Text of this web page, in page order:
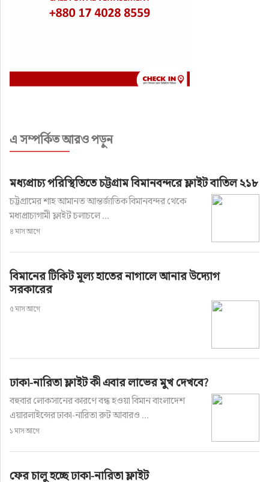
এ সম্পর্কিত আরও পড়ুন
মধ্যপ্রাচ্য পরিস্থিতিতে চট্টগ্রাম বিমানবন্দরে ফ্লাইট বাতিল ২১৮
চট্টগ্রামের শাহ আমানত আন্তর্জাতিক বিমানবন্দর থেকে
মধ্যপ্রাচ্যগামী ফ্লাইট চলাচলে ...
৪ মাস আগে
বিমানের টিকিট মূল্য হাতের নাগালে আনার উদ্যোগ
সরকারের
৫ মাস আগে
ঢাকা-নারিতা ফ্লাইট কী এবার লাভের মুখ দেখবে?
বহুবার লোকসানের কারণে বন্ধ হওয়া বিমান বাংলাদেশ
এয়ারলাইন্সের ঢাকা-নারিতা রুট আবারও ...
১ মাস আগে
ফের চালু হচ্ছে ঢাকা-নারিতা ফ্লাইট